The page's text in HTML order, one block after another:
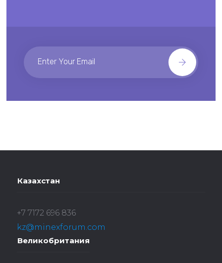
Казахстан
+7 7172 696 836
kz@minexforum.com
Великобритания